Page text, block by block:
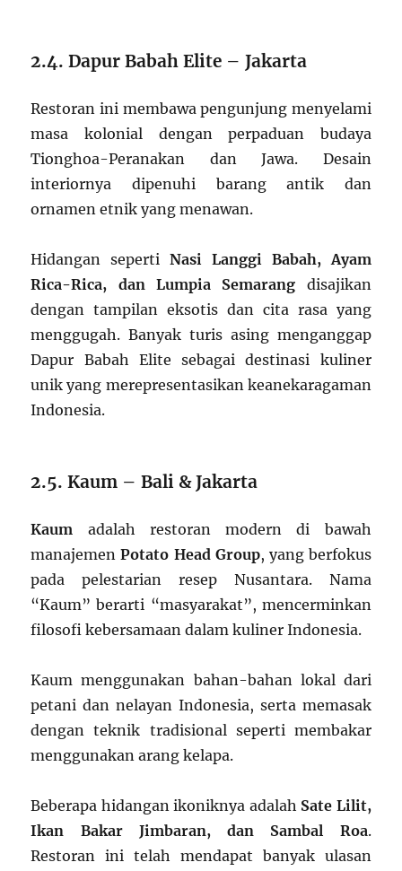
2.4. Dapur Babah Elite – Jakarta
Restoran ini membawa pengunjung menyelami
masa kolonial dengan perpaduan budaya
Tionghoa-Peranakan dan Jawa. Desain
interiornya dipenuhi barang antik dan
ornamen etnik yang menawan.
Hidangan sepertiNasi Langgi Babah, Ayam
Rica-Rica, dan Lumpia Semarang disajikan
dengan tampilan eksotis dan cita rasa yang
menggugah. Banyak turis asing menganggap
Dapur Babah Elite sebagai destinasi kuliner
unik yang merepresentasikan keanekaragaman
Indonesia.
2.5. Kaum – Bali & Jakarta
Kaum adalah restoran modern di bawah
manajemenPotato Head Group, yang berfokus
pada pelestarian resep Nusantara. Nama
“Kaum” berarti “masyarakat”, mencerminkan
filosofi kebersamaan dalam kuliner Indonesia.
Kaum menggunakan bahan-bahan lokal dari
petani dan nelayan Indonesia, serta memasak
dengan teknik tradisional seperti membakar
menggunakan arang kelapa.
Beberapa hidangan ikoniknya adalah Sate Lilit,
Ikan Bakar Jimbaran, dan Sambal Roa.
Restoran ini telah mendapat banyak ulasan